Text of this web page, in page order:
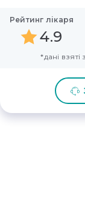
Рейтинг лікаря
4.9
*дані